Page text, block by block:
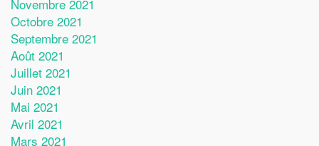
Novembre 2021
Octobre 2021
Septembre 2021
Août 2021
Juillet 2021
Juin 2021
Mai 2021
Avril 2021
Mars 2021